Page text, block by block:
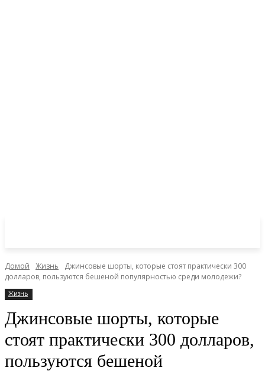
Домой Жизнь
Джинсовые шорты, которые стоят практически 300
долларов, пользуются бешеной популярностью среди молодежи?
Жизнь
Джинсовые шорты, которые
стоят практически 300 долларов,
пользуются бешеной